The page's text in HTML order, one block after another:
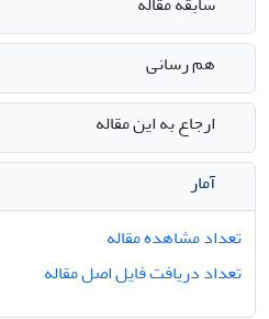
هم رسانی
ارجاع به این مقاله
آمار
تعداد مشاهده مقاله
تعداد دریافت فایل اصل مقاله